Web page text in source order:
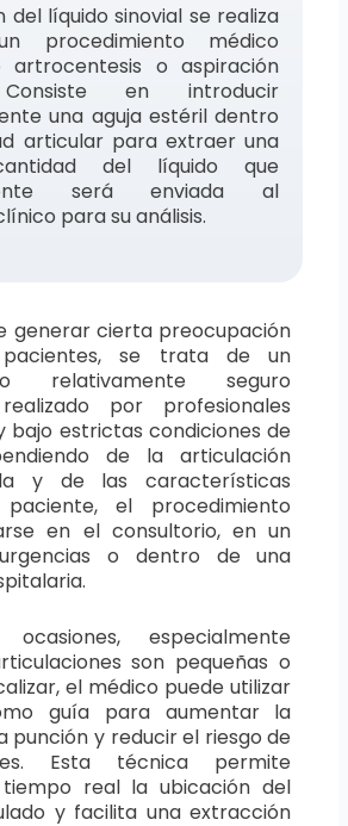
del líquido sinovial se realiza
procedimiento médico
artrocentesis o aspiración
en introducir
una aguja estéril dentro
articular para extraer una
del líquido que
será enviada al
para su análisis.
generar cierta preocupación
se trata de un
relativamente seguro
por profesionales
bajo estrictas condiciones de
de la articulación
y de las características
el procedimiento
en el consultorio, en un
o dentro de una
especialmente
son pequeñas o
el médico puede utilizar
guía para aumentar la
punción y reducir el riesgo de
Esta técnica permite
real la ubicación del
y facilita una extracción